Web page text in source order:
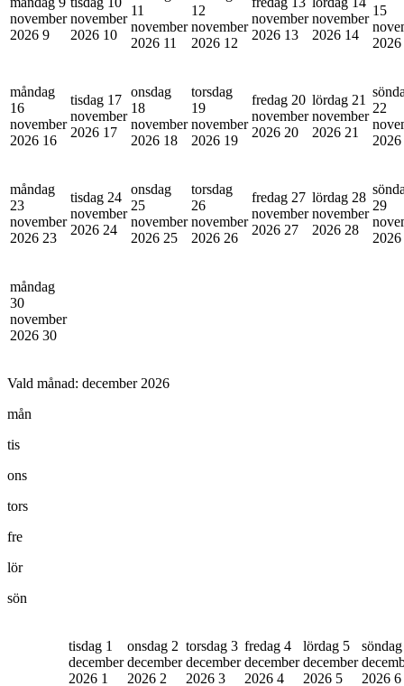
november
2026 9
november
2026 10
11
november
2026 11
12
november
2026 12
november
2026 13
november
2026 14
15
2026
måndag
16
november
2026 16
tisdag 17
november
2026 17
onsdag
18
november
2026 18
torsdag
19
november
2026 19
fredag 20
november
2026 20
lördag 21
november
2026 21
22
2026
måndag
23
november
2026 23
tisdag 24
november
2026 24
onsdag
25
november
2026 25
torsdag
26
november
2026 26
fredag 27
november
2026 27
lördag 28
november
2026 28
29
2026
måndag
30
november
2026 30
Vald månad: december 2026
mån
tis
ons
tors
fre
lör
sön
tisdag 1
december
2026 1
onsdag 2
december
2026 2
torsdag 3
december
2026 3
fredag 4
december
2026 4
lördag 5
december
2026 5
2026 6